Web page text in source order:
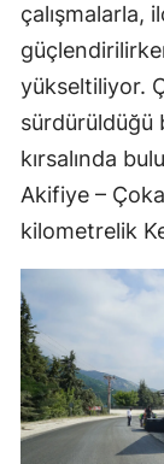
çalışmalarla,
yükseltiliyor.
sürdürüldüğü
kırsalında
Akifiye –
kilometrelik